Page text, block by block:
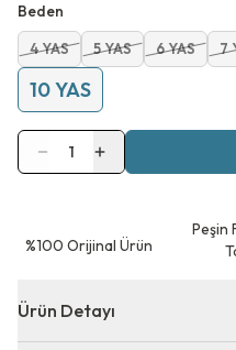
Beden
4 YAS 5 YAS 6 YAS 7
10 YAS
1
⁠%100 Orijinal Ürün
Peşin
Ürün Detayı